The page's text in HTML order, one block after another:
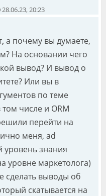
28.06.23, 20:23
а почему вы думаете,
На основании чего
вывод? И вывод о
Или вы в
по теме
числе и ORM
перейти на
меня, ad
знания
уровне маркетолога)
сделать выводы об
скатывается на